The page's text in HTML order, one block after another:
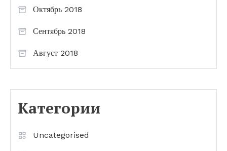
Октябрь 2018
Сентябрь 2018
Август 2018
Категории
Uncategorised